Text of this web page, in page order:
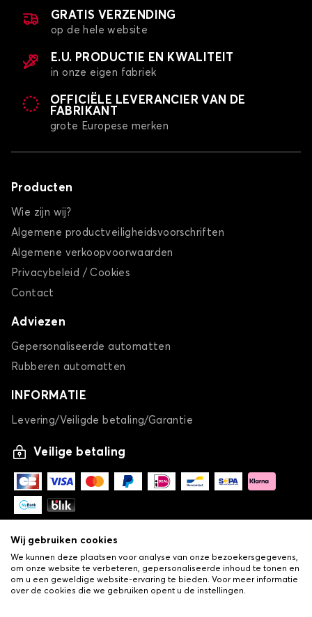
GRATIS VERZENDING
op de hele website
E.U. PRODUCTIE EN KWALITEIT
in onze eigen fabriek
OFFICIËLE LEVERANCIER VAN DE
FABRIKANT
grote Europese merken
Producten
Wie zijn wij?
Algemene productveiligheidsvoorschriften
Algemene verkoopvoorwaarden
Privacybeleid / Cookies
Contact
Adviezen
Gepersonaliseerde automatten
Rubberen automatten
INFORMATIE
Levering/Veiligde betaling/Garantie
Veilige betaling
Wij gebruiken cookies
We kunnen deze plaatsen voor analyse van onze bezoekersgegevens,
om onze website te verbeteren, gepersonaliseerde inhoud te tonen en
om u een geweldige website-ervaring te bieden. Voor meer informatie
over de cookies die we gebruiken opent u de instellingen.